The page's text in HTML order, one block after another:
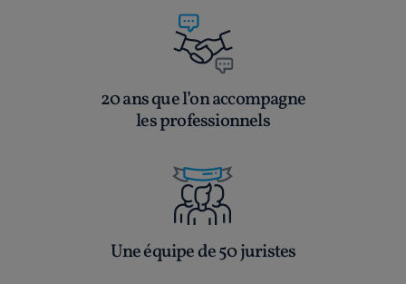
20 ans que l’on accompagne
les professionnels
Une équipe de 50 juristes